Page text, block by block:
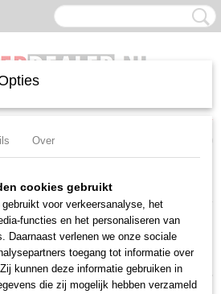
UW WINKELWAGEN
>Wnma>080404
Over
cookies gebruikt
voor verkeersanalyse, het
functies en het personaliseren van
Daarnaast verlenen we onze sociale
toegang tot informatie over
kunnen deze informatie gebruiken in
die zij mogelijk hebben verzameld